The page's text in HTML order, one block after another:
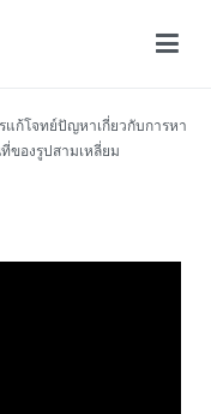
แก้โจทย์ปัญหาเกี่ยวกับการหา
ของรูปสามเหลี่ยม